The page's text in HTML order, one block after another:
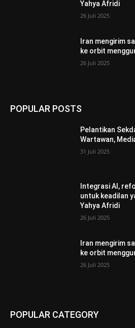
Yahya Afridi
26 Juli 2025
Iran mengirim
ke orbit
26 Juli 2025
POPULAR POSTS
Pelantikan
Wartawan,
31 Juli 2025
Integrasi AI,
untuk keadilan
Yahya Afridi
26 Juli 2025
Iran mengirim
ke orbit
26 Juli 2025
POPULAR CATEGORY